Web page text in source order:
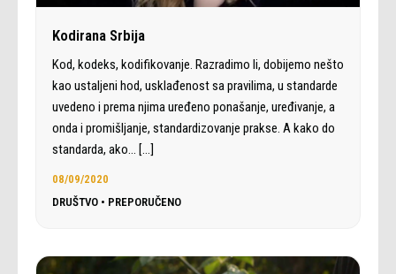
Kodirana Srbija
Kod, kodeks, kodifikovanje. Razradimo li, dobijemo nešto
kao ustaljeni hod, usklađenost sa pravilima, u standarde
uvedeno i prema njima uređeno ponašanje, uređivanje, a
onda i promišljanje, standardizovanje prakse. A kako do
standarda, ako… […]
08/09/2020
DRUŠTVO • PREPORUČENO